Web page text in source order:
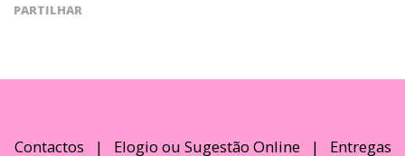
PARTILHAR
Contactos | Elogio ou Sugestão Online| Entregas